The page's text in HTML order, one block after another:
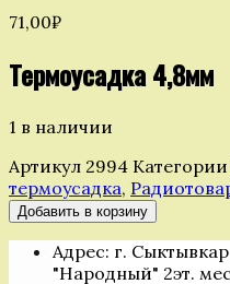
71,00₽
Термоусадка 4,8мм
1 в наличии
Артикул 2994 Категории
термоусадка,
Количество
товара
Термоусадка
4,8мм
Добавить в корзину
Адрес: г.
"Народный" 2эт.